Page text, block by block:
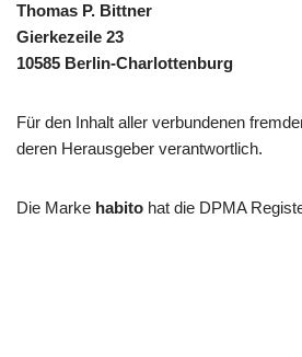
Thomas P. Bittner
Gierkezeile 23
10585 Berlin-Charlottenburg
Für den Inhalt aller verbundenen
deren Herausgeber verantwortlich.
Die Marke habito hat die DPMA